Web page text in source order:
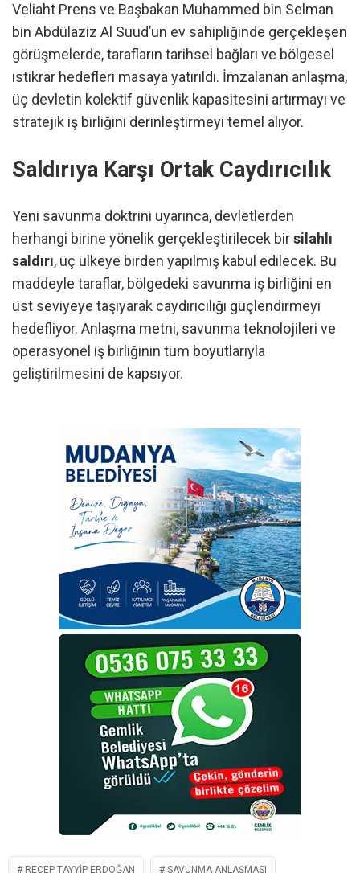
Veliaht Prens ve Başbakan Muhammed bin Selman
bin Abdülaziz Al Suud’un ev sahipliğinde gerçekleşen
görüşmelerde, tarafların tarihsel bağları ve bölgesel
istikrar hedefleri masaya yatırıldı. İmzalanan anlaşma,
üç devletin kolektif güvenlik kapasitesini artırmayı ve
stratejik iş birliğini derinleştirmeyi temel alıyor.
Saldırıya Karşı Ortak Caydırıcılık
Yeni savunma doktrini uyarınca, devletlerden
herhangi birine yönelik gerçekleştirilecek birsilahlı
saldırı, üç ülkeye birden yapılmış kabul edilecek. Bu
maddeyle taraflar, bölgedeki savunma iş birliğini en
üst seviyeye taşıyarak caydırıcılığı güçlendirmeyi
hedefliyor. Anlaşma metni, savunma teknolojileri ve
operasyonel iş birliğinin tüm boyutlarıyla
geliştirilmesini de kapsıyor.
RECEP TAYYIP ERDOĞAN SAVUNMA ANLAŞMASI